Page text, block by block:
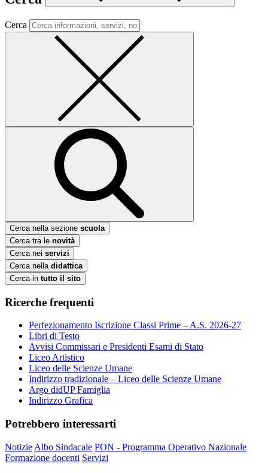
Cerca
Cerca nella sezione scuola
Cerca tra le novità
Cerca nei servizi
Cerca nella didattica
Cerca in tutto il sito
Ricerche frequenti
Perfezionamento Iscrizione Classi Prime – A.S. 2026-27
Libri di Testo
Avvisi Commissari e Presidenti Esami di Stato
Liceo Artistico
Liceo delle Scienze Umane
Indirizzo tradizionale – Liceo delle Scienze Umane
Argo didUP Famiglia
Indirizzo Grafica
Potrebbero interessarti
Notizie Albo Sindacale PON - Programma Operativo Nazionale
Formazione docenti Servizi